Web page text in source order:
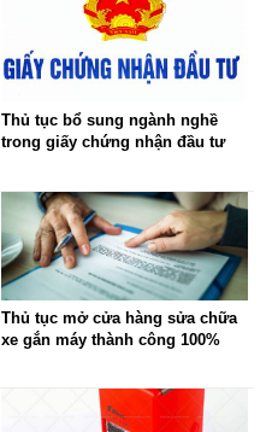
Thủ tục bổ sung ngành nghề
trong giấy chứng nhận đầu tư
Thủ tục mở cửa hàng sửa chữa
xe gắn máy thành công 100%